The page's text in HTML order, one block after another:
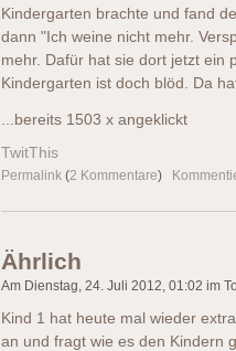
Kindergarten brachte und fand
dann "Ich weine nicht mehr.
mehr. Dafür hat sie dort jetzt ein
Kindergarten ist doch blöd. Da
...bereits 1503 x angeklickt
TwitThis
Permalink (2 Kommentare)
Ährlich
Am Dienstag, 24. Juli 2012, 01:02 im
Kind 1 hat heute mal wieder
an und fragt wie es den Kindern